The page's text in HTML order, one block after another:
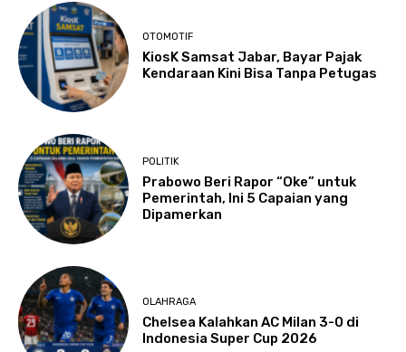
OTOMOTIF
KiosK Samsat Jabar, Bayar Pajak
Kendaraan Kini Bisa Tanpa Petugas
POLITIK
Prabowo Beri Rapor “Oke” untuk
Pemerintah, Ini 5 Capaian yang
Dipamerkan
OLAHRAGA
Chelsea Kalahkan AC Milan 3-0 di
Indonesia Super Cup 2026